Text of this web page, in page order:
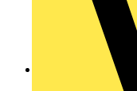
Zurück zu Produkte